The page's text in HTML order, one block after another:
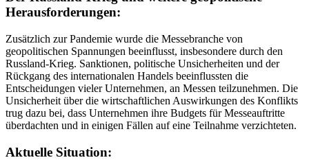
Herausforderungen:
Zusätzlich zur Pandemie wurde die Messebranche von
geopolitischen Spannungen beeinflusst, insbesondere durch den
Russland-Krieg. Sanktionen, politische Unsicherheiten und der
Rückgang des internationalen Handels beeinflussten die
Entscheidungen vieler Unternehmen, an Messen teilzunehmen. Die
Unsicherheit über die wirtschaftlichen Auswirkungen des Konflikts
trug dazu bei, dass Unternehmen ihre Budgets für Messeauftritte
überdachten und in einigen Fällen auf eine Teilnahme verzichteten.
Aktuelle Situation: